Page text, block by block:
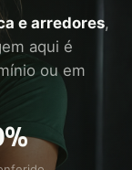
e arredores,
aqui é
ou em
intermediário.